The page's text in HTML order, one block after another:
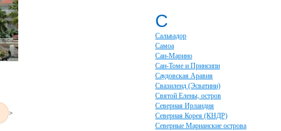
>
С
Сальвадор
Самоа
Сан-Марино
Сан-Томе и Принсипи
Саудовская Аравия
Свазиленд (Эсватини)
Святой Елены, остров
Северная Ирландия
Северная Корея (КНДР)
Северные Марианские острова